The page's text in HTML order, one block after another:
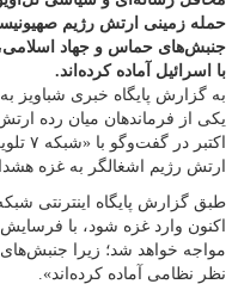
حمله زمینی ارتش رژیم
جنبش‌های حماس و جهاد
با اسرائیل آماده کرده‌اند.
به گزارش پایگاه خبری شباویز
ارتش رژیم اشغالگر به غزه
طبق گزارش پایگاه اینترنتی
اکنون وارد غزه شود، با
مواجه خواهد شد؛ زیرا
نظر نظامی آماده کرده‌اند».